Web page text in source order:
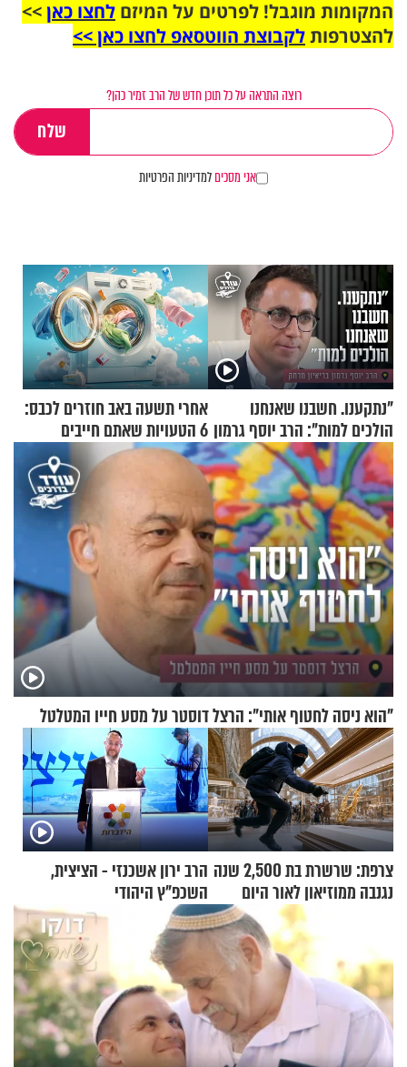
המקומות מוגבל! לפרטים על המיזם לחצו כאן>>
להצטרפותלקבוצת הווטסאפ לחצו כאן >>
רוצה התראה על כל תוכן חדש של הרב זמיר כהן?
אני מסכיםלמדיניות הפרטיות
"נתקענו. חשבנו שאנחנו
הולכים למות": הרב יוסף גרמון
בריאיון מרתק
אחרי תשעה באב חוזרים לכבס:
6 הטעויות שאתם חייבים
להפסיק לעשות
"הוא ניסה לחטוף אותי": הרצל דוסטר על מסע חייו המטלטל
צרפת: שרשרת בת 2,500 שנה
נגנבה ממוזיאון לאור היום
הרב ירון אשכנזי - הציצית,
השכפ"ץ היהודי